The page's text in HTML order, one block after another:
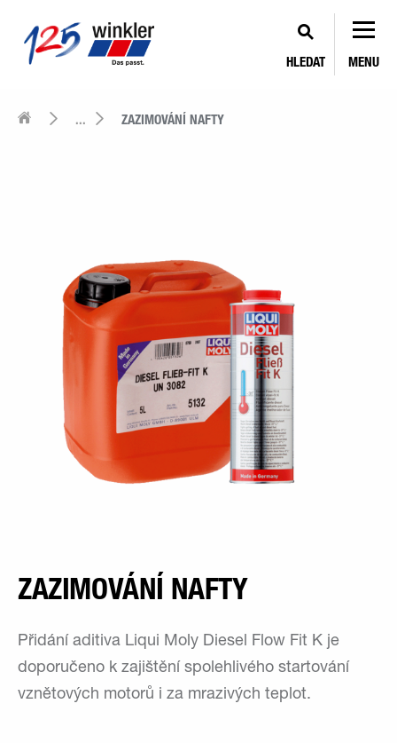
HLEDAT MENU
... ZAZIMOVÁNÍ NAFTY
ZAZIMOVÁNÍ NAFTY
Přidání aditiva Liqui Moly Diesel Flow Fit K je
doporučeno k zajištění spolehlivého startování
vznětových motorů i za mrazivých teplot.